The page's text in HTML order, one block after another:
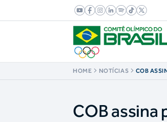
HOME NOTÍCIAS
COB
COB assina